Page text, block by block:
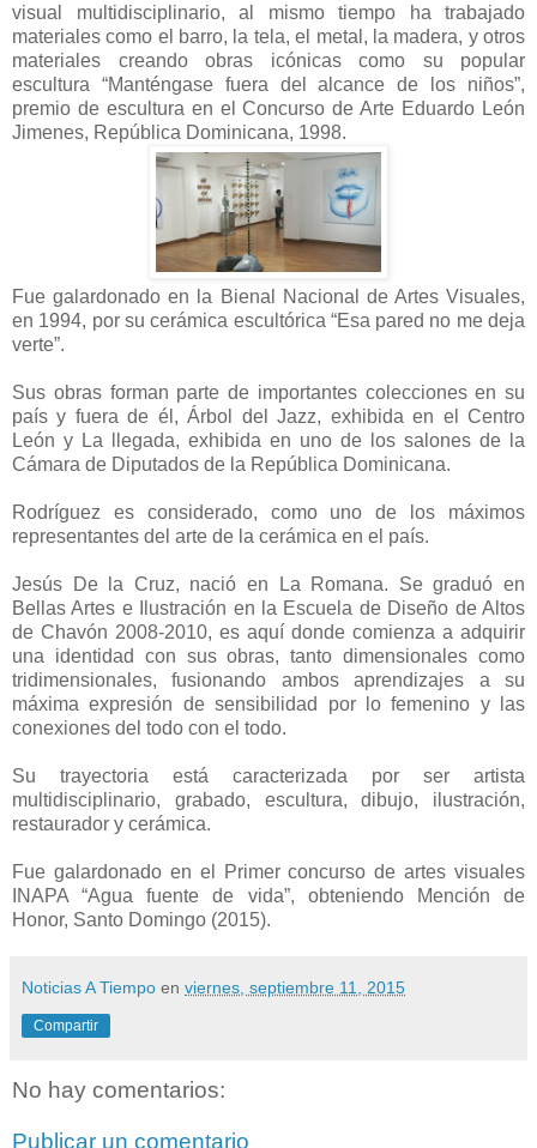
visual multidisciplinario, al mismo tiempo ha trabajado
materiales como el barro, la tela, el metal, la madera, y otros
materiales creando obras icónicas como su popular
escultura “Manténgase fuera del alcance de los niños”,
premio de escultura en el Concurso de Arte Eduardo León
Jimenes, República Dominicana, 1998.
Fue galardonado en la Bienal Nacional de Artes Visuales,
en 1994, por su cerámica escultórica “Esa pared no me deja
verte”.
Sus obras forman parte de importantes colecciones en su
país y fuera de él, Árbol del Jazz, exhibida en el Centro
León y La llegada, exhibida en uno de los salones de la
Cámara de Diputados de la República Dominicana.
Rodríguez es considerado, como uno de los máximos
representantes del arte de la cerámica en el país.
Jesús De la Cruz, nació en La Romana. Se graduó en
Bellas Artes e Ilustración en la Escuela de Diseño de Altos
de Chavón 2008-2010, es aquí donde comienza a adquirir
una identidad con sus obras, tanto dimensionales como
tridimensionales, fusionando ambos aprendizajes a su
máxima expresión de sensibilidad por lo femenino y las
conexiones del todo con el todo.
Su trayectoria está caracterizada por ser artista
multidisciplinario, grabado, escultura, dibujo, ilustración,
restaurador y cerámica.
Fue galardonado en el Primer concurso de artes visuales
INAPA “Agua fuente de vida”, obteniendo Mención de
Honor, Santo Domingo (2015).
Noticias A Tiempo en viernes, septiembre 11, 2015
Compartir
No hay comentarios:
Publicar un comentario